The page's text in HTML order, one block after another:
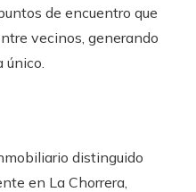
de encuentro que
vecinos, generando
distinguido
en La Chorrera,